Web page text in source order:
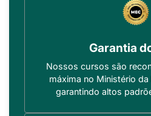
Garantia
Nossos cursos são
máxima no Ministério
garantindo altos